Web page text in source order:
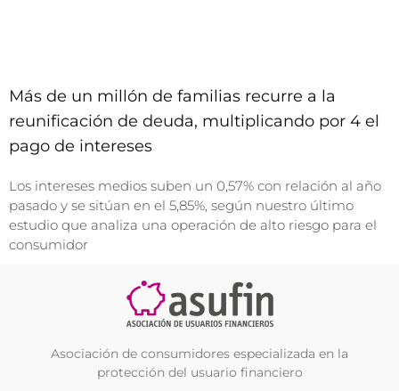
Más de un millón de familias recurre a la
reunificación de deuda, multiplicando por 4 el
pago de intereses
Los intereses medios suben un 0,57% con relación al año
pasado y se sitúan en el 5,85%, según nuestro último
estudio que analiza una operación de alto riesgo para el
consumidor
Asociación de consumidores especializada en la
protección del usuario financiero